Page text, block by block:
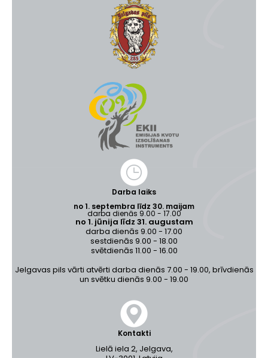
Darba laiks
no 1. septembra līdz 30. maijam
darba dienās 9.00 - 17.00
no 1. jūnija līdz 31. augustam
darba dienās 9.00 - 17.00
sestdienās 9.00 - 18.00
svētdienās 11.00 - 16.00
Jelgavas pils vārti atvērti darba dienās 7.00 - 19.00, brīvdienās
un svētku dienās 9.00 - 19.00
Kontakti
Lielā iela 2, Jelgava,